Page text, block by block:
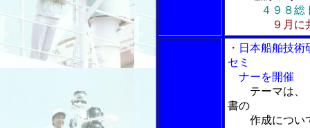
４９８総
９月に
・日本船舶技
セミ
ナーを開催
テーマは、
書の
作成につい